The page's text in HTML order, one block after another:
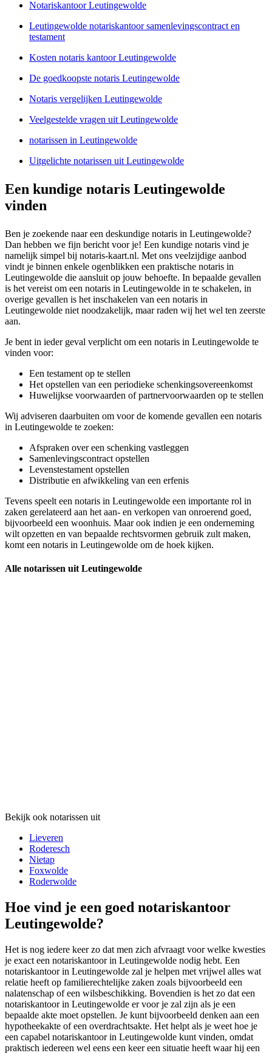
Notariskantoor Leutingewolde
Leutingewolde notariskantoor samenlevingscontract en
testament
Kosten notaris kantoor Leutingewolde
De goedkoopste notaris Leutingewolde
Notaris vergelijken Leutingewolde
Veelgestelde vragen uit Leutingewolde
notarissen in Leutingewolde
Uitgelichte notarissen uit Leutingewolde
Een kundige notaris Leutingewolde
vinden
Ben je zoekende naar een deskundige notaris in Leutingewolde?
Dan hebben we fijn bericht voor je! Een kundige notaris vind je
namelijk simpel bij notaris-kaart.nl. Met ons veelzijdige aanbod
vindt je binnen enkele ogenblikken een praktische notaris in
Leutingewolde die aansluit op jouw behoefte. In bepaalde gevallen
is het vereist om een notaris in Leutingewolde in te schakelen, in
overige gevallen is het inschakelen van een notaris in
Leutingewolde niet noodzakelijk, maar raden wij het wel ten zeerste
aan.
Je bent in ieder geval verplicht om een notaris in Leutingewolde te
vinden voor:
Een testament op te stellen
Het opstellen van een periodieke schenkingsovereenkomst
Huwelijkse voorwaarden of partnervoorwaarden op te stellen
Wij adviseren daarbuiten om voor de komende gevallen een notaris
in Leutingewolde te zoeken:
Afspraken over een schenking vastleggen
Samenlevingscontract opstellen
Levenstestament opstellen
Distributie en afwikkeling van een erfenis
Tevens speelt een notaris in Leutingewolde een importante rol in
zaken gerelateerd aan het aan- en verkopen van onroerend goed,
bijvoorbeeld een woonhuis. Maar ook indien je een onderneming
wilt opzetten en van bepaalde rechtsvormen gebruik zult maken,
komt een notaris in Leutingewolde om de hoek kijken.
Alle notarissen uit Leutingewolde
Bekijk ook notarissen uit
Lieveren
Roderesch
Nietap
Foxwolde
Roderwolde
Hoe vind je een goed notariskantoor
Leutingewolde?
Het is nog iedere keer zo dat men zich afvraagt voor welke kwesties
je exact een notariskantoor in Leutingewolde nodig hebt. Een
notariskantoor in Leutingewolde zal je helpen met vrijwel alles wat
relatie heeft op familierechtelijke zaken zoals bijvoorbeeld een
nalatenschap of een wilsbeschikking. Bovendien is het zo dat een
notariskantoor in Leutingewolde er voor je zal zijn als je een
bepaalde akte moet opstellen. Je kunt bijvoorbeeld denken aan een
hypotheekakte of een overdrachtsakte. Het helpt als je weet hoe je
een capabel notariskantoor in Leutingewolde kunt vinden, omdat
praktisch iedereen wel eens een keer een situatie heeft waar hij een